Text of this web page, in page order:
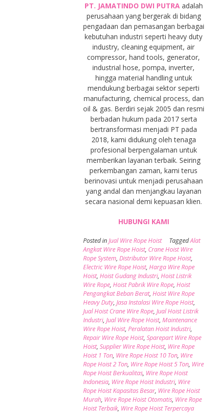
PT. JAMATINDO DWI PUTRA adalah
perusahaan yang bergerak di bidang
pengadaan dan pemasangan berbagai
kebutuhan industri seperti heavy duty
industry, cleaning equipment, air
compressor, hand tools, generator,
industrial hose, pompa, inverter,
hingga material handling untuk
mendukung berbagai sektor seperti
manufacturing, chemical process, dan
oil & gas. Berdiri sejak 2005 dan resmi
berbadan hukum pada 2017 serta
bertransformasi menjadi PT pada
2018, kami didukung oleh tenaga
profesional berpengalaman untuk
memberikan layanan terbaik. Seiring
perkembangan zaman, kami terus
berinovasi untuk menjadi perusahaan
yang andal dan menjangkau layanan
secara nasional demi kepuasan klien.
HUBUNGI KAMI
Posted inJual Wire Rope Hoist TaggedAlat
Angkat Wire Rope Hoist, Crane Hoist Wire
Rope System, Distributor Wire Rope Hoist,
Electric Wire Rope Hoist, Harga Wire Rope
Hoist, Hoist Gudang Industri, Hoist Listrik
Wire Rope, Hoist Pabrik Wire Rope, Hoist
Pengangkat Beban Berat, Hoist Wire Rope
Heavy Duty, Jasa Instalasi Wire Rope Hoist,
Jual Hoist Crane Wire Rope, Jual Hoist Listrik
Industri, Jual Wire Rope Hoist, Maintenance
Wire Rope Hoist, Peralatan Hoist Industri,
Repair Wire Rope Hoist, Sparepart Wire Rope
Hoist, Supplier Wire Rope Hoist, Wire Rope
Hoist 1 Ton, Wire Rope Hoist 10 Ton, Wire
Rope Hoist 2 Ton, Wire Rope Hoist 5 Ton, Wire
Rope Hoist Berkualitas, Wire Rope Hoist
Indonesia, Wire Rope Hoist Industri, Wire
Rope Hoist Kapasitas Besar, Wire Rope Hoist
Murah, Wire Rope Hoist Otomatis, Wire Rope
Hoist Terbaik, Wire Rope Hoist Terpercaya